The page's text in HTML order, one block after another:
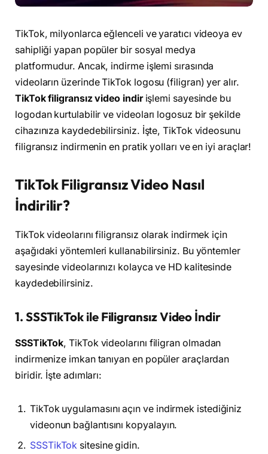
TikTok, milyonlarca eğlenceli ve yaratıcı videoya ev
sahipliği yapan popüler bir sosyal medya
platformudur. Ancak, indirme işlemi sırasında
videoların üzerinde TikTok logosu (filigran) yer alır.
TikTok filigransız video indirişlemi sayesinde bu
logodan kurtulabilir ve videoları logosuz bir şekilde
cihazınıza kaydedebilirsiniz. İşte, TikTok videosunu
filigransız indirmenin en pratik yolları ve en iyi araçlar!
TikTok Filigransız Video Nasıl
İndirilir?
TikTok videolarını filigransız olarak indirmek için
aşağıdaki yöntemleri kullanabilirsiniz. Bu yöntemler
sayesinde videolarınızı kolayca ve HD kalitesinde
kaydedebilirsiniz.
1. SSSTikTok ile Filigransız Video İndir
SSSTikTok, TikTok videolarını filigran olmadan
indirmenize imkan tanıyan en popüler araçlardan
biridir. İşte adımları:
TikTok uygulamasını açın ve indirmek istediğiniz
videonun bağlantısını kopyalayın.
SSSTikTok sitesine gidin.